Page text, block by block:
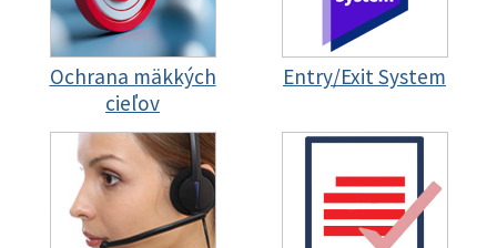
Ochrana mäkkých
cieľov
Entry/Exit System